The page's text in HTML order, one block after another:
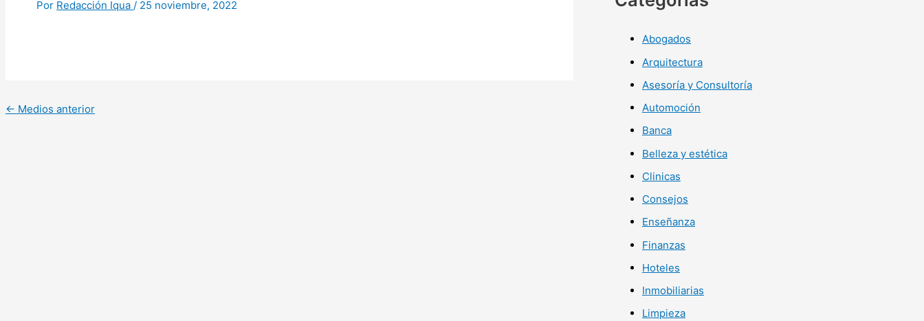
Por Redacción Iqua / 25 noviembre, 2022
← Medios anterior
Abogados
Arquitectura
Asesoría y Consultoría
Automoción
Banca
Belleza y estética
Clinicas
Consejos
Enseñanza
Finanzas
Hoteles
Inmobiliarias
Limpieza